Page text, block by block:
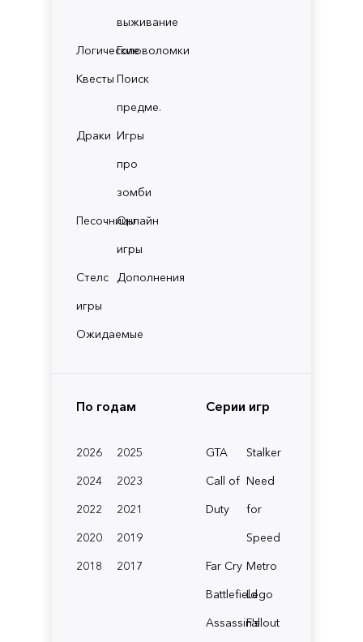
выживание
ЛогическиеГоловоломки
Квесты Поиск
предме.
Драки Игры
про
зомби
ПесочницыОнлайн
игры
Стелс
игры
Дополнения
Ожидаемые
По годам
2026
2025
2024
2023
2022
2021
2020
2019
2018
2017
Серии игр
GTA
Stalker
Call of
Duty
Need
for
Speed
Far Cry Metro
BattlefieldLego
Assassin'sFallout